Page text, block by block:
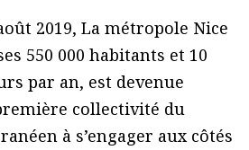
2019, La métropole Nice
550 000 habitants et 10
par an, est devenue
collectivité du
à s’engager aux côtés